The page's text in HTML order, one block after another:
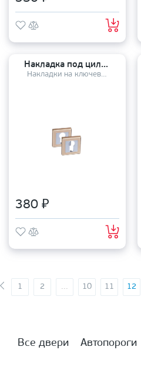
Накладка под цилиндр PALIDORE СLS РB
Накладки на ключевой цилиндр
380 ₽
1 2 ... 10 11 12
Все двери Автопороги